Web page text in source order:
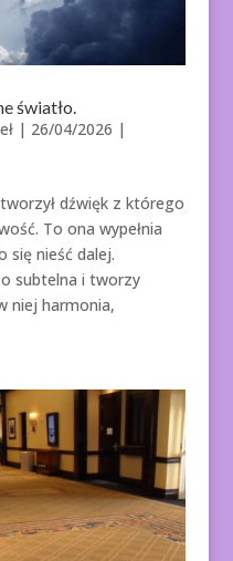
światło.
| 26/04/2026 |
dźwięk z którego
To ona wypełnia
się nieść dalej.
subtelna i tworzy
niej harmonia,